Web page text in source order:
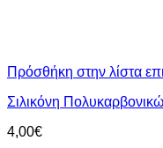
Πρόσθήκη στην λίστα
Σιλικόνη
4,00€